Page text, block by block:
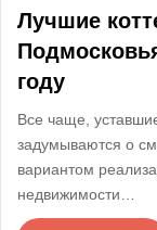
Лучшие
году
Все чаще,
задумываются о
вариантом
недвижимости…